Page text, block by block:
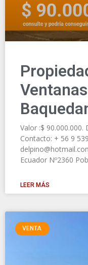
Valor :$ 90.000.000.
Contacto: + 56 9
Ecuador Nº2360
LEER MÁS
VENTA